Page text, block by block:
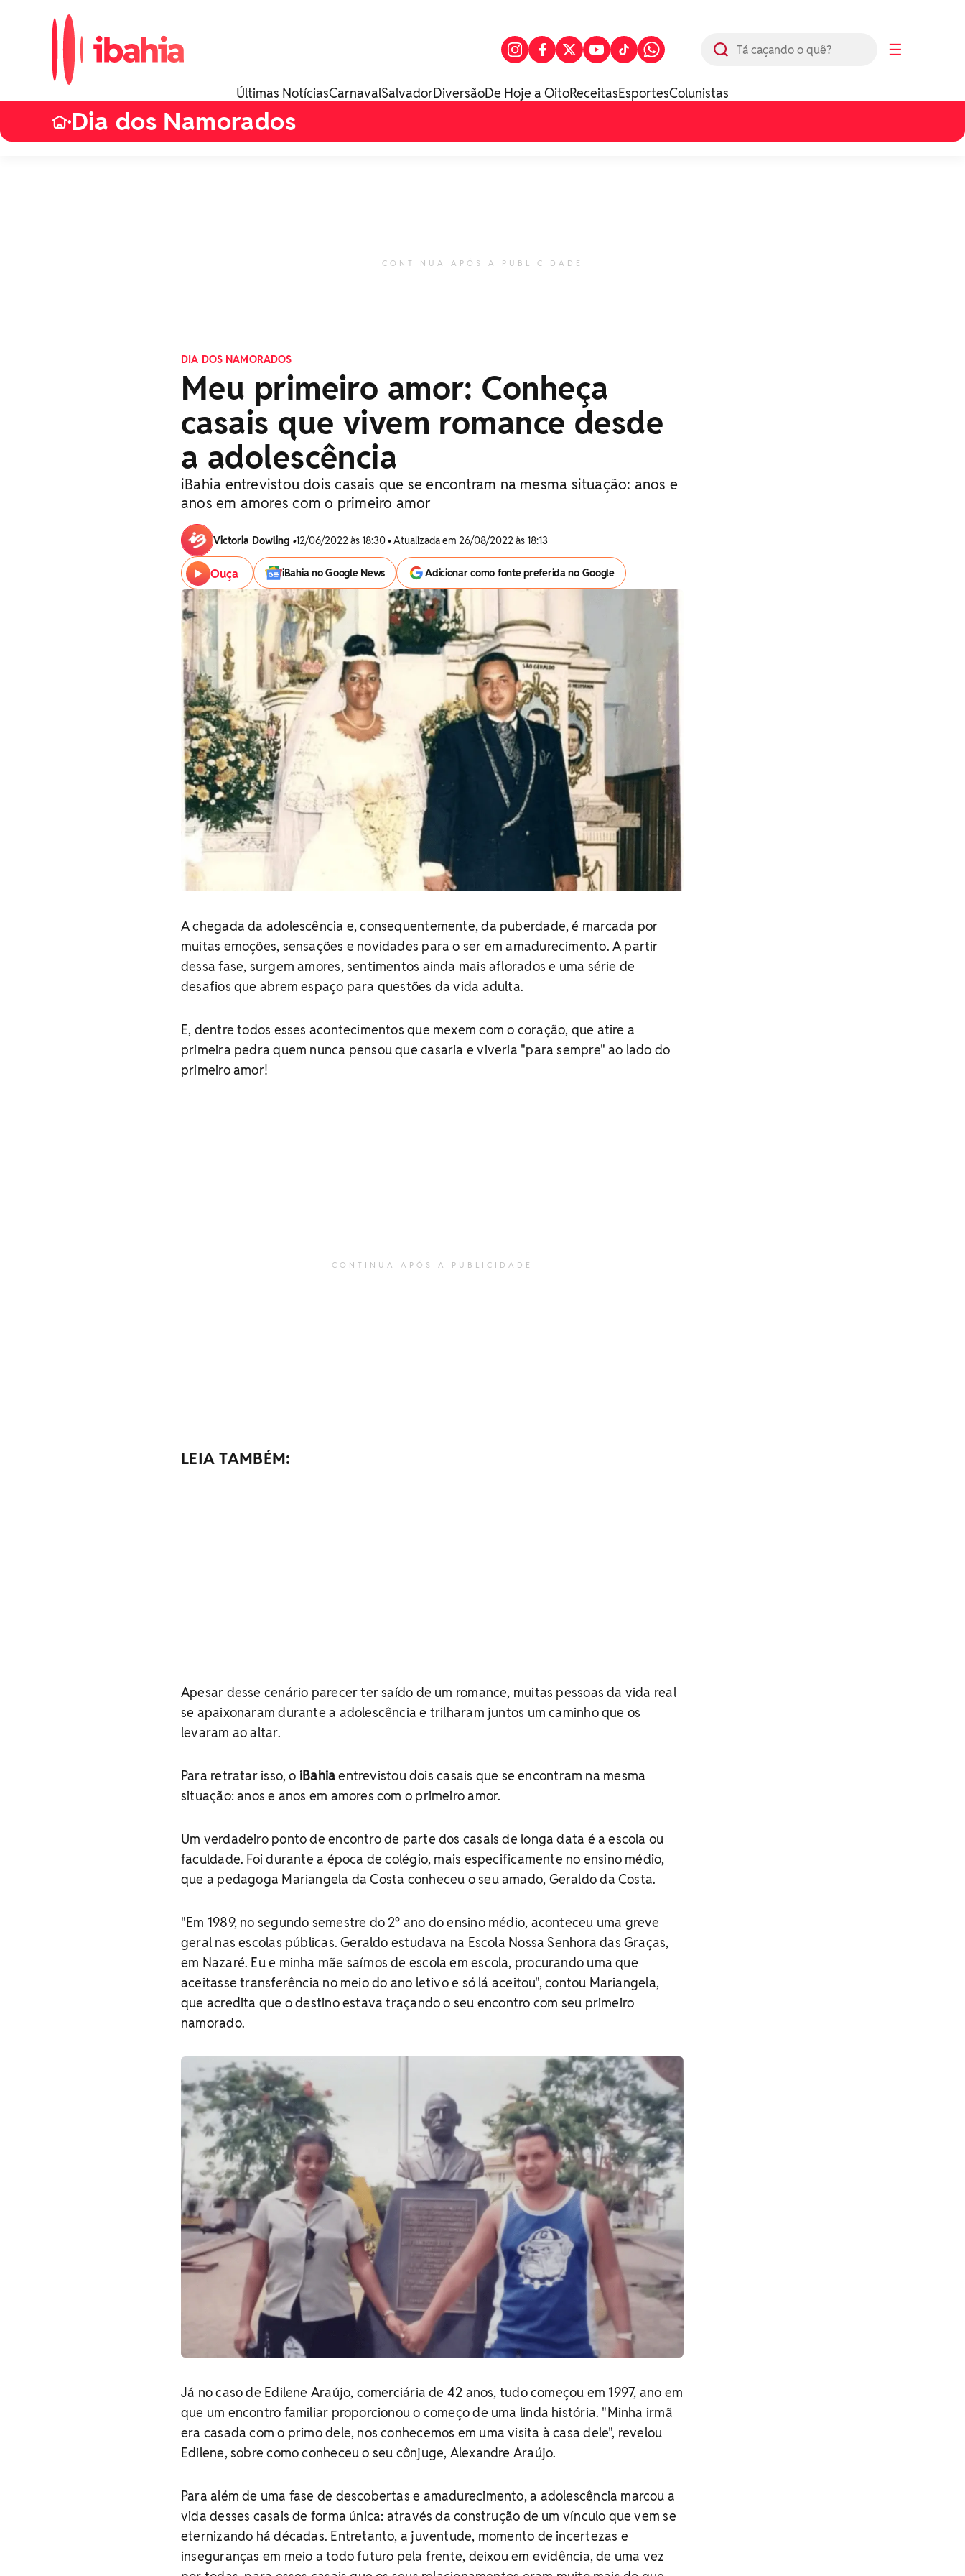
☰
Últimas NotíciasCarnavalSalvadorDiversãoDe Hoje a OitoReceitasEsportesColunistas
•Dia dos Namorados
CONTINUA APÓS A PUBLICIDADE
DIA DOS NAMORADOS
Meu primeiro amor: Conheça
casais que vivem romance desde
a adolescência
iBahia entrevistou dois casais que se encontram na mesma situação: anos e
anos em amores com o primeiro amor
Victoria Dowling •12/06/2022 às 18:30 • Atualizada em 26/08/2022 às 18:13
Ouça iBahia no Google News Adicionar como fonte preferida no Google
A chegada da adolescência e, consequentemente, da puberdade, é marcada por
muitas emoções, sensações e novidades para o ser em amadurecimento. A partir
dessa fase, surgem amores, sentimentos ainda mais aflorados e uma série de
desafios que abrem espaço para questões da vida adulta.
E, dentre todos esses acontecimentos que mexem com o coração, que atire a
primeira pedra quem nunca pensou que casaria e viveria "para sempre" ao lado do
primeiro amor!
CONTINUA APÓS A PUBLICIDADE
LEIA TAMBÉM:
Apesar desse cenário parecer ter saído de um romance, muitas pessoas da vida real
se apaixonaram durante a adolescência e trilharam juntos um caminho que os
levaram ao altar.
Para retratar isso, o iBahiaentrevistou dois casais que se encontram na mesma
situação: anos e anos em amores com o primeiro amor.
Um verdadeiro ponto de encontro de parte dos casais de longa data é a escola ou
faculdade. Foi durante a época de colégio, mais especificamente no ensino médio,
que a pedagoga Mariangela da Costa conheceu o seu amado, Geraldo da Costa.
"Em 1989, no segundo semestre do 2° ano do ensino médio, aconteceu uma greve
geral nas escolas públicas. Geraldo estudava na Escola Nossa Senhora das Graças,
em Nazaré. Eu e minha mãe saímos de escola em escola, procurando uma que
aceitasse transferência no meio do ano letivo e só lá aceitou", contou Mariangela,
que acredita que o destino estava traçando o seu encontro com seu primeiro
namorado.
Já no caso de Edilene Araújo, comerciária de 42 anos, tudo começou em 1997, ano em
que um encontro familiar proporcionou o começo de uma linda história. "Minha irmã
era casada com o primo dele, nos conhecemos em uma visita à casa dele", revelou
Edilene, sobre como conheceu o seu cônjuge, Alexandre Araújo.
Para além de uma fase de descobertas e amadurecimento, a adolescência marcou a
vida desses casais de forma única: através da construção de um vínculo que vem se
eternizando há décadas. Entretanto, a juventude, momento de incertezas e
inseguranças em meio a todo futuro pela frente, deixou em evidência, de uma vez